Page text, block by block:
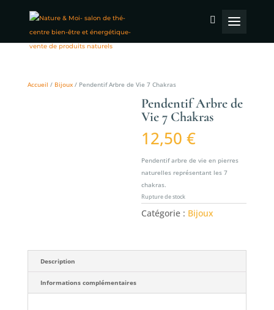
Accueil / Bijoux/ Pendentif Arbre de Vie 7 Chakras
Pendentif Arbre de
Vie 7 Chakras
12,50€
Pendentif arbre de vie en pierres
naturelles représentant les 7
chakras.
Rupture de stock
Catégorie : Bijoux
Description
Informations complémentaires